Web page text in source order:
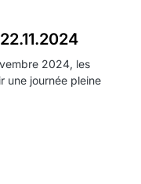
2024, les
une journée pleine